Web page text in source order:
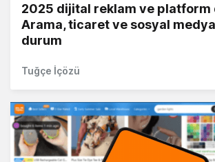
2025 dijital reklam ve platform
Arama, ticaret ve sosyal
durum
Tuğçe İçözü